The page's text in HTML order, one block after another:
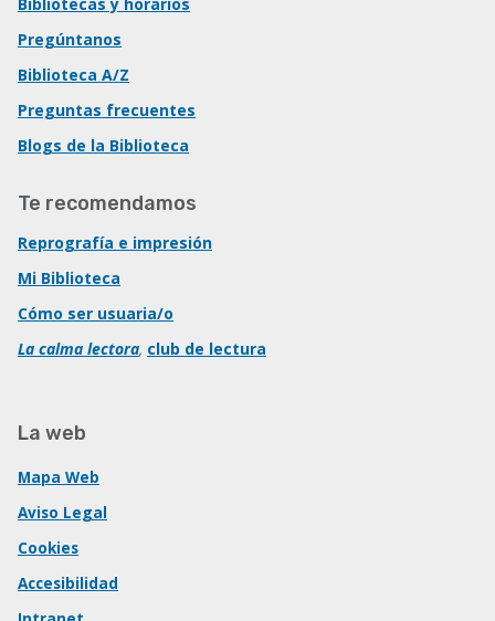
Pregúntanos
Biblioteca A/Z
Preguntas frecuentes
Blogs de la Biblioteca
Te recomendamos
Reprografía e impresión
Mi Biblioteca
Cómo ser usuaria/o
La calma lectora, club de lectura
La web
Mapa Web
Aviso Legal
Cookies
Accesibilidad